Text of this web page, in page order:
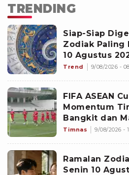
TRENDING
Siap-Siap
Zodiak Paling
10 Agustus
Proyek Emas
Trend 9/08/2026 -
FIFA ASEAN
Momentum
Bangkit dan
Timnas 9/08/2026 -
Ramalan
Senin 10